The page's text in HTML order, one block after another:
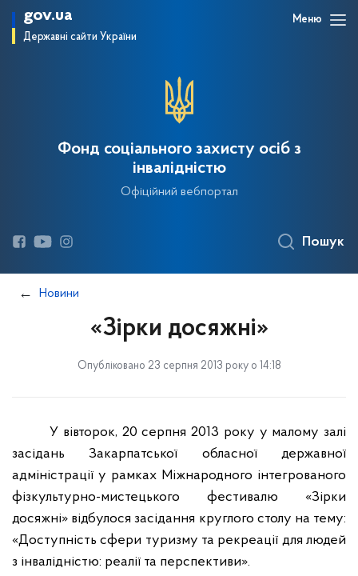
gov.ua
Державні сайти України
Меню
Фонд соціального захисту осіб з
інвалідністю
Офіційний вебпортал
Пошук
Новини
«Зірки досяжні»
Опубліковано 23 серпня 2013 року о 14:18
У вівторок, 20 серпня 2013 року у малому залі
засідань Закарпатської обласної державної
адміністрації у рамках Міжнародного інтегрованого
фізкультурно-мистецького фестивалю «Зірки
досяжні» відбулося засідання круглого столу на тему:
«Доступність сфери туризму та рекреації для людей
з інвалідністю: реалії та перспективи».